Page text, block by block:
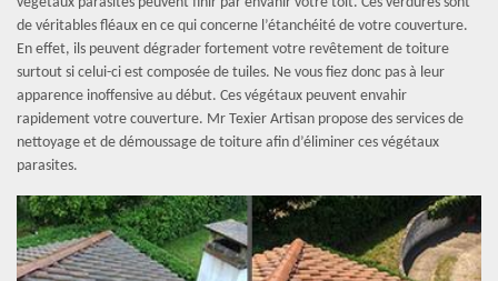
de véritables fléaux en ce qui concerne l’étanchéité de votre couverture.
En effet, ils peuvent dégrader fortement votre revêtement de toiture
surtout si celui-ci est composée de tuiles. Ne vous fiez donc pas à leur
apparence inoffensive au début. Ces végétaux peuvent envahir
rapidement votre couverture. Mr Texier Artisan propose des services de
nettoyage et de démoussage de toiture afin d’éliminer ces végétaux
parasites.